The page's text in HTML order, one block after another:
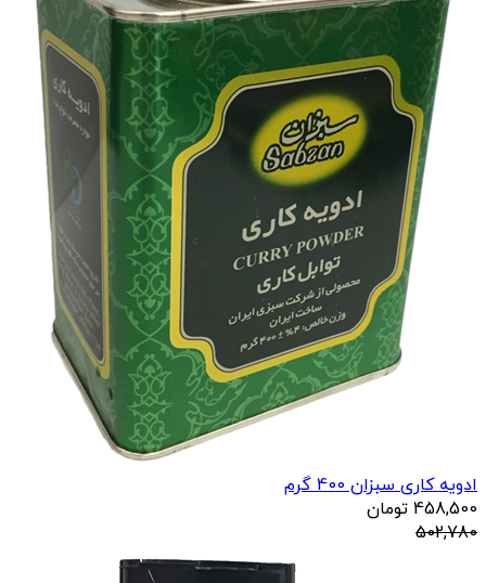
ادویه کاری سبزان 400 گرم
458,500 تومان
502,780